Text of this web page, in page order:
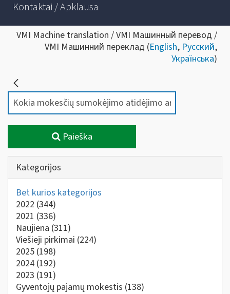
Kontaktai / Apklausa
VMI Machine translation / VMI Машинный перевод /
VMI Машинний переклад (English, Русский,
Українська)
Paieška
Kategorijos
Bet kurios kategorijos
2022 (344)
2021 (336)
Naujiena (311)
Viešieji pirkimai (224)
2025 (198)
2024 (192)
2023 (191)
Gyventojų pajamų mokestis (138)